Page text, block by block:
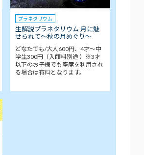
プラネタリウム
生解説プラネタリウム 月に魅
せられて～秋の月めぐり～
どなたでも/大人600円、4才～中
学生300円（入館料別途 ）※3才
以下のお子様でも座席を利用され
る場合は有料となります。